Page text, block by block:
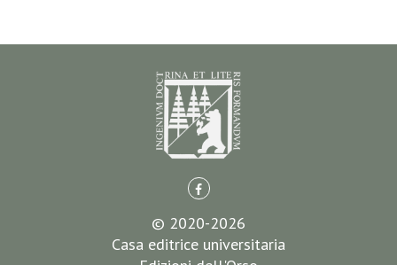
© 2020-2026
Casa editrice universitaria